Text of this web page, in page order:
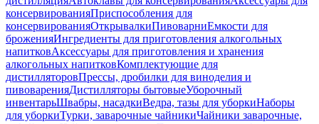
консервированияПриспособления для
консервированияОткрывалкиПивоварниЕмкости для
броженияИнгредиенты для приготовления алкогольных
напитковАксессуары для приготовления и хранения
алкогольных напитковКомплектующие для
дистилляторовПрессы, дробилки для виноделия и
пивоваренияДистилляторы бытовыеУборочный
инвентарьШвабры, насадкиВедра, тазы для уборкиНаборы
для уборкиТурки, заварочные чайникиЧайники заварочные,